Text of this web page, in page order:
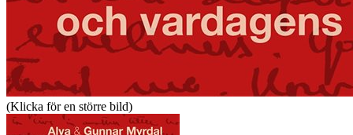
(Klicka för en större bild)